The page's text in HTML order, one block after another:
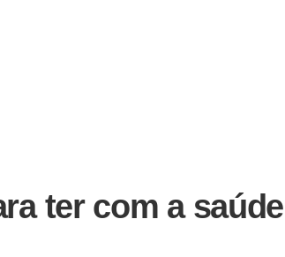
ter com a